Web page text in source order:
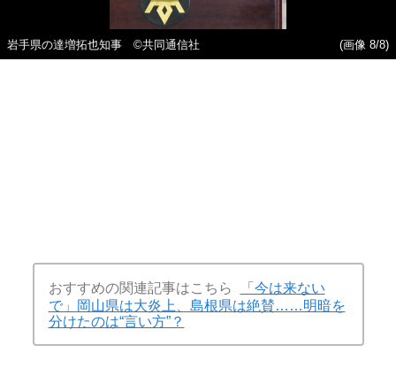
岩手県の達増拓也知事 ©︎共同通信社 (画像 8/8)
おすすめの関連記事はこちら
「今は来ない
で」岡山県は大炎上、島根県は絶賛……明暗を
分けたのは“言い方”？